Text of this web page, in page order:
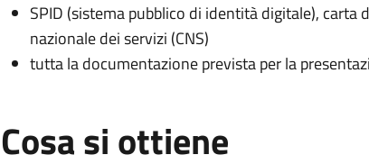
SPID (sistema pubblico di identità digitale), carta
nazionale dei servizi (CNS)
tutta la documentazione prevista per la
Cosa si ottiene